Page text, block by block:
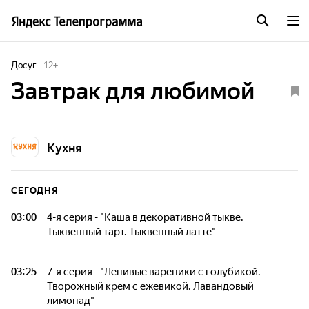
Досуг 12+
Завтрак для любимой
Кухня
СЕГОДНЯ
03:00
4-я серия - "Каша в декоративной тыкве.
Тыквенный тарт. Тыквенный латте"
Известный шеф-повар Григорий Мосин в эфире
кулинарного шоу учит приготовлению утренних
кулинарных шедевров, которые станут лучшим
признанием в любви вашей половинке. Зрители узнают,
что для этого не требуется особых навыков и мастерства -
03:25
7-я серия - "Ленивые вареники с голубикой.
Творожный крем с ежевикой. Лавандовый
лимонад"